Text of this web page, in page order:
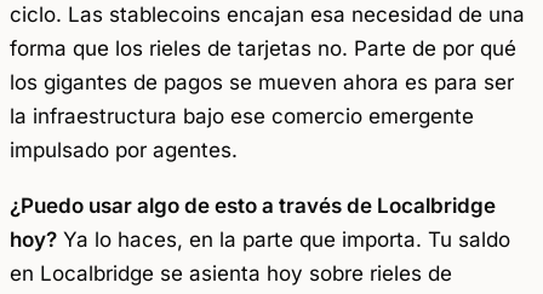
ciclo. Las stablecoins encajan esa necesidad de una
forma que los rieles de tarjetas no. Parte de por qué
los gigantes de pagos se mueven ahora es para ser
la infraestructura bajo ese comercio emergente
impulsado por agentes.
¿Puedo usar algo de esto a través de Localbridge
hoy? Ya lo haces, en la parte que importa. Tu saldo
en Localbridge se asienta hoy sobre rieles de